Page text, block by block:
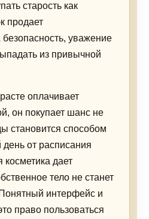
старость как
продает
безопасность, уважение
из привычной
оплачивает
он покупает шанс не
становится способом
от расписания
дает
тело не станет
интерфейс и
право пользоваться